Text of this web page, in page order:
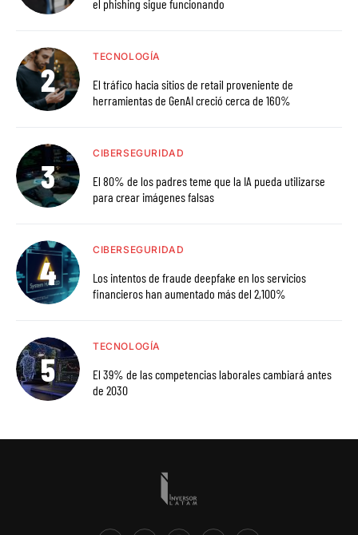
el phishing sigue funcionando
TECNOLOGÍA
El tráfico hacia sitios de retail proveniente de
herramientas de GenAI creció cerca de 160%
CIBERSEGURIDAD
El 80% de los padres teme que la IA pueda utilizarse
para crear imágenes falsas
CIBERSEGURIDAD
Los intentos de fraude deepfake en los servicios
financieros han aumentado más del 2,100%
TECNOLOGÍA
El 39% de las competencias laborales cambiará antes
de 2030